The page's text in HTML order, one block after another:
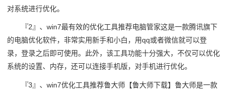
对系统进行优化。
『2』、win7最有效的优化工具推荐电脑管家这是一款腾讯旗下
的电脑优化软件，非常实用新手和小白，用qq或者微信就可以登
录，登录之后即可使用。此外，该工具功能十分强大，不仅可以优化
系统的设置、内存，还可以连接手机版，对手机进行优化。
『3』、win7优化工具推荐鲁大师【鲁大师下载】鲁大师是一款